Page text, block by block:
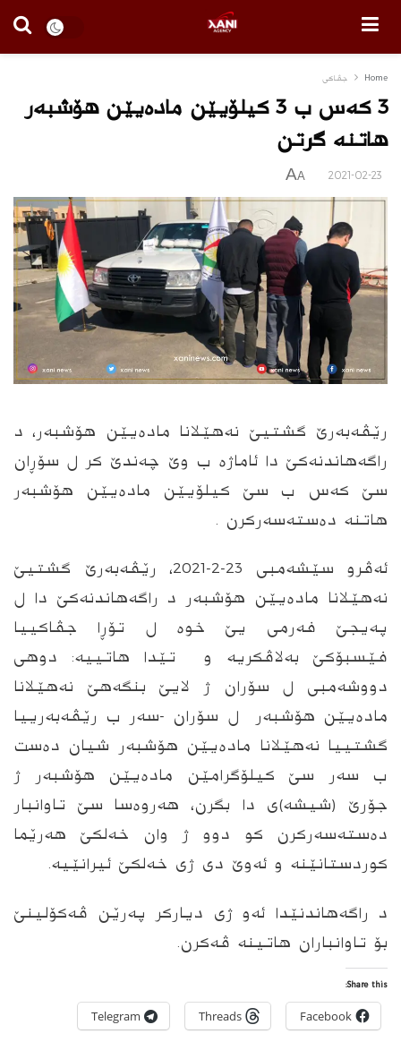
Home جڤاكی
3 كه‌س ب 3 كیلۆیێن ماده‌یێن هۆشبه‌ر
هاتنه‌ گرتن
2021-02-23
A
A
رێڤه‌به‌رێ گشتیێ نه‌هێلانا ماده‌یێن هۆشبه‌ر، د
راگه‌هاندنه‌كێ دا ئاماژه‌ ب وێ چه‌ندێ كر ل سۆڕان
سێ كه‌س ب سێ كیلۆیێن ماده‌یێن هۆشبه‌ر
هاتنه‌ ده‌سته‌سه‌ركرن .
ئه‌ڤرو سێشه‌مبى‌ 23-2-2021، رێڤه‌به‌رێ گشتیێ
نه‌هێلانا ماده‌یێن هۆشبه‌ر د راگه‌هاندنه‌كێ دا ل
په‌یجێ فه‌رمى یێ خوه‌ ل تۆڕا جڤاكییا
فێسبۆكێ به‌لاڤكریه‌ و تێدا هاتییه‌: دوهى
دووشه‌مبى ل سۆران ژ لایێ بنگه‌هێ نه‌هێلانا
ماده‌یێن هۆشبه‌ر ل سۆران -سه‌ر ب رێڤه‌به‌رییا
گشتییا نه‌هێلانا ماده‌یێن هۆشبه‌ر شیان ده‌ست
ب سه‌ر سێ كیلۆگرامێن ماده‌یێن هۆشبه‌ر ژ
جۆرێ (شیشه‌)ی دا بگرن، هه‌روه‌سا سێ تاوانبار
ده‌سته‌سه‌ركرن كو دوو ژ وان خه‌لكێ هه‌رێما
كوردستانێنه‌ و ئه‌وێ دى ژى خه‌لكێ ئیرانێیه‌.
د راگه‌هاندنێدا ئه‌و ژى دیاركر په‌رێن ڤه‌كۆلینێ
بۆ تاوانباران هاتینه‌ ڤه‌كرن.
Share this:
Facebook
Threads
Telegram